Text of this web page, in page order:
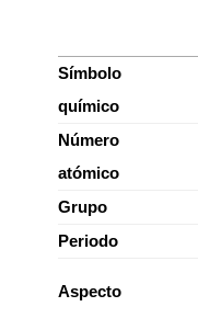
Símbolo
químico
Número
atómico
Grupo
Periodo
Aspecto